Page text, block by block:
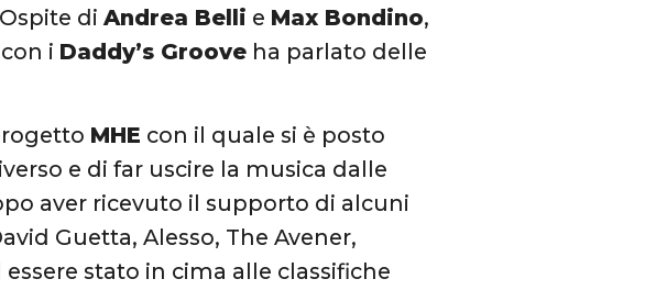
diAndrea Belli e Max Bondino,
i Daddy’s Groove ha parlato delle
MHE con il quale si è posto
e di far uscire la musica dalle
aver ricevuto il supporto di alcuni
Guetta, Alesso, The Avener,
stato in cima alle classifiche